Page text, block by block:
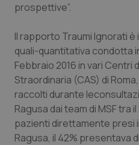
Puglia
Sardegna
Sicilia
Toscana
Umbria
Malattie rare
Malattia di Crohn &
Neuroscienze &
Obesità
Oftalmologia
prospettive”.
Il rapporto Traumi Ignorati
quali-quantitativa condotta
Febbraio 2016 in vari Centri
Straordinaria (CAS) di
raccolti durante
Ragusa dai team di MSF tra il
pazienti direttamente presi
Ragusa, il 42% presentava